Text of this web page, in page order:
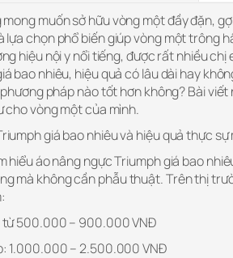
mong muốn sở hữu vòng một đầy đặn,
lựa chọn phổ biến giúp vòng một trông
hiệu nội y nổi tiếng, được rất nhiều
bao nhiêu, hiệu quả có lâu dài hay
pháp nào tốt hơn không? Bài
vòng một của mình.
giá bao nhiêu và hiệu quả thực sự
hiểu áo nâng ngực Triumph giá bao
mà không cần phẫu thuật. Trên thị
từ 500.000 – 900.000 VNĐ
1.000.000 – 2.500.000 VNĐ